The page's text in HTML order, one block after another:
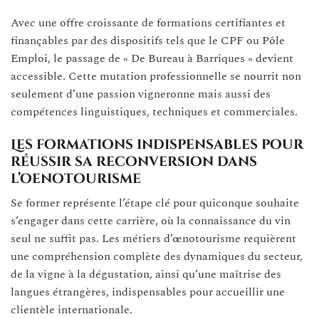
Avec une offre croissante de formations certifiantes et
finançables par des dispositifs tels que le CPF ou Pôle
Emploi, le passage de « De Bureau à Barriques » devient
accessible. Cette mutation professionnelle se nourrit non
seulement d’une passion vigneronne mais aussi des
compétences linguistiques, techniques et commerciales.
Les formations indispensables pour
réussir sa reconversion dans
l’oenotourisme
Se former représente l’étape clé pour quiconque souhaite
s’engager dans cette carrière, où la connaissance du vin
seul ne suffit pas. Les métiers d’œnotourisme requièrent
une compréhension complète des dynamiques du secteur,
de la vigne à la dégustation, ainsi qu’une maîtrise des
langues étrangères, indispensables pour accueillir une
clientèle internationale.